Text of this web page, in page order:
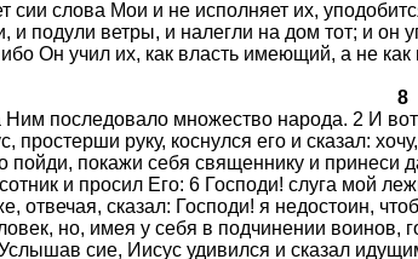
сии слова Мои и не исполняет их,
и подули ветры, и налегли на дом тот; и он
Он учил их, как власть имеющий, а не
8
последовало множество народа. 2 И
руку, коснулся его и сказал:
пойди, покажи себя священнику и принеси
и просил Его: 6 Господи! слуга мой
отвечая, сказал: Господи! я недостоин,
но, имея у себя в подчинении воинов,
сие, Иисус удивился и сказал